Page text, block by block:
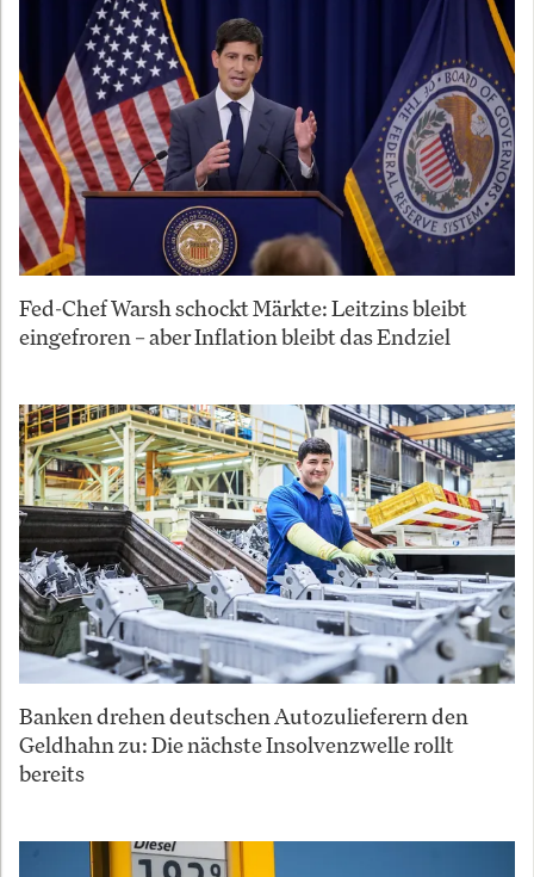
Fed-Chef Warsh schockt Märkte: Leitzins bleibt
eingefroren – aber Inflation bleibt das Endziel
Banken drehen deutschen Autozulieferern den
Geldhahn zu: Die nächste Insolvenzwelle rollt
bereits